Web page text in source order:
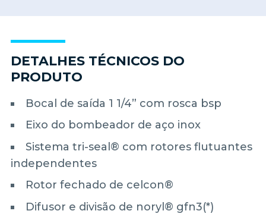
DETALHES TÉCNICOS DO
PRODUTO
Bocal de saída 1 1/4” com rosca bsp
Eixo do bombeador de aço inox
Sistema tri-seal® com rotores flutuantes
independentes
Rotor fechado de celcon®
Difusor e divisão de noryl® gfn3(*)